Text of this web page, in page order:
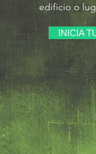
edificio o
INICIA